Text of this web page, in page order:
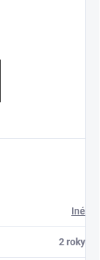
Iné
2 roky